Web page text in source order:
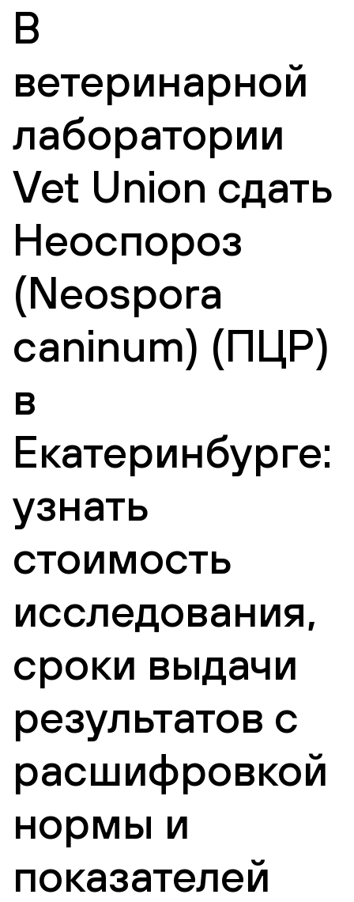
В
ветеринарной
лаборатории
Vet Union сдать
Неоспороз
(Neospora
caninum) (ПЦР)
в
Екатеринбурге:
узнать
стоимость
исследования,
сроки выдачи
результатов с
расшифровкой
нормы и
показателей